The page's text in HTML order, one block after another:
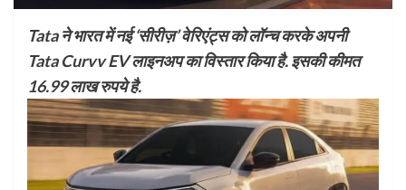
Tata ने भारत में नई ‘सीरीज़’ वेरिएंट्स को लॉन्च करके अपनी
Tata Curvv EV लाइनअप का विस्तार किया है. इसकी कीमत
16.99 लाख रुपये है.